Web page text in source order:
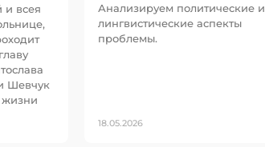
и всея
Шевчук
жизни
Анализируем политические и
лингвистические аспекты
проблемы.
18.05.2026